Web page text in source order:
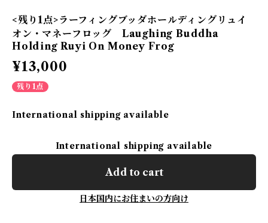
<残り1点>ラーフィングブッダホールディングリュイ
オン・マネーフロッグ Laughing Buddha
Holding Ruyi On Money Frog
¥13,000
残り1点
International shipping available
International shipping available
Add to cart
日本国内にお住まいの方向け